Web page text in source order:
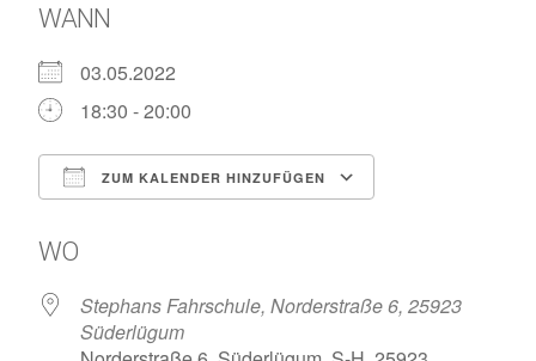
WANN
03.05.2022
18:30 - 20:00
ZUM KALENDER HINZUFÜGEN
WO
Stephans Fahrschule, Norderstraße 6, 25923
Süderlügum